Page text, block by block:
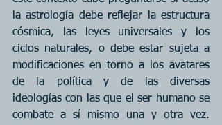
la astrología debe reflejar la estructura
cósmica, las leyes universales y los
ciclos naturales, o debe estar sujeta a
modificaciones en torno a los avatares
de la política y de las diversas
ideologías con las que el ser humano se
combate a sí mismo una y otra vez.